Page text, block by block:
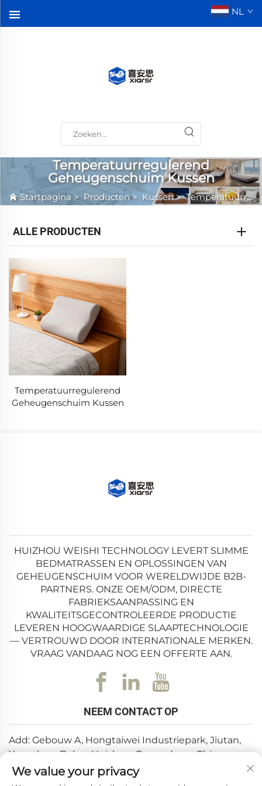
NL
Temperatuurregulerend
Geheugenschuim Kussen
Startpagina> Producten> Kussen>Temperatuurregulerend Geheugenschuim Kussen
ALLE PRODUCTEN
Temperatuurregulerend
Geheugenschuim Kussen
HUIZHOU WEISHI TECHNOLOGY LEVERT SLIMME
BEDMATRASSEN EN OPLOSSINGEN VAN
GEHEUGENSCHUIM VOOR WERELDWIJDE B2B-
PARTNERS. ONZE OEM/ODM, DIRECTE
FABRIEKSAANPASSING EN
KWALITEITSGECONTROLEERDE PRODUCTIE
LEVEREN HOOGWAARDIGE SLAAPTECHNOLOGIE
— VERTROUWD DOOR INTERNATIONALE MERKEN.
VRAAG VANDAAG NOG EEN OFFERTE AAN.
NEEM CONTACT OP
Add: Gebouw A, Hongtaiwei Industriepark, Jiutan,
Yuanzhou, Boluo, Huizhou, Guangdong, China
E-mail:[email protected]
We value your privacy